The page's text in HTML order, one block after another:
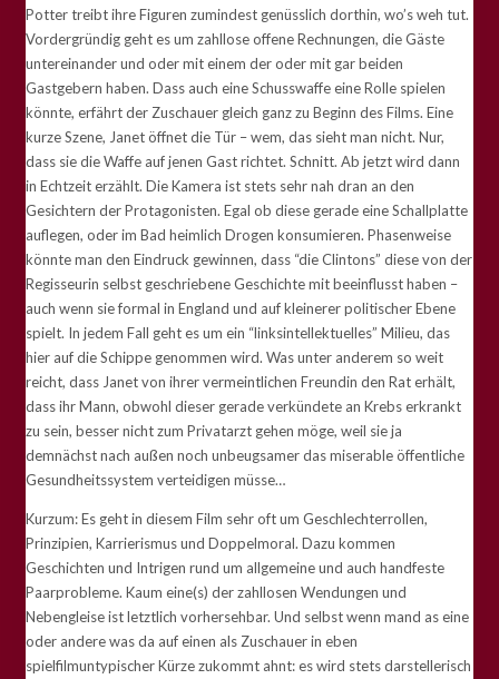
Potter treibt ihre Figuren zumindest genüsslich dorthin, wo’s weh tut.
Vordergründig geht es um zahllose offene Rechnungen, die Gäste
untereinander und oder mit einem der oder mit gar beiden
Gastgebern haben. Dass auch eine Schusswaffe eine Rolle spielen
könnte, erfährt der Zuschauer gleich ganz zu Beginn des Films. Eine
kurze Szene, Janet öffnet die Tür – wem, das sieht man nicht. Nur,
dass sie die Waffe auf jenen Gast richtet. Schnitt. Ab jetzt wird dann
in Echtzeit erzählt. Die Kamera ist stets sehr nah dran an den
Gesichtern der Protagonisten. Egal ob diese gerade eine Schallplatte
auflegen, oder im Bad heimlich Drogen konsumieren. Phasenweise
könnte man den Eindruck gewinnen, dass “die Clintons” diese von der
Regisseurin selbst geschriebene Geschichte mit beeinflusst haben –
auch wenn sie formal in England und auf kleinerer politischer Ebene
spielt. In jedem Fall geht es um ein “linksintellektuelles” Milieu, das
hier auf die Schippe genommen wird. Was unter anderem so weit
reicht, dass Janet von ihrer vermeintlichen Freundin den Rat erhält,
dass ihr Mann, obwohl dieser gerade verkündete an Krebs erkrankt
zu sein, besser nicht zum Privatarzt gehen möge, weil sie ja
demnächst nach außen noch unbeugsamer das miserable öffentliche
Gesundheitssystem verteidigen müsse…
Kurzum: Es geht in diesem Film sehr oft um Geschlechterrollen,
Prinzipien, Karrierismus und Doppelmoral. Dazu kommen
Geschichten und Intrigen rund um allgemeine und auch handfeste
Paarprobleme. Kaum eine(s) der zahllosen Wendungen und
Nebengleise ist letztlich vorhersehbar. Und selbst wenn mand as eine
oder andere was da auf einen als Zuschauer in eben
spielfilmuntypischer Kürze zukommt ahnt: es wird stets darstellerisch